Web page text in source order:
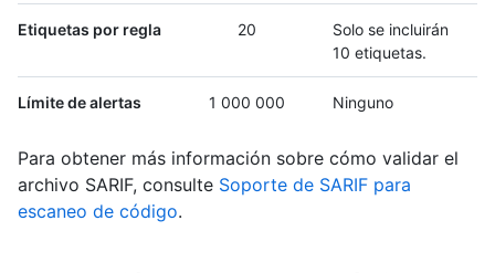
Etiquetas por regla 20
Solo se incluirán
10 etiquetas.
Límite de alertas 1 000 000 Ninguno
Para obtener más información sobre cómo validar el
archivo SARIF, consulte Soporte de SARIF para
escaneo de código.